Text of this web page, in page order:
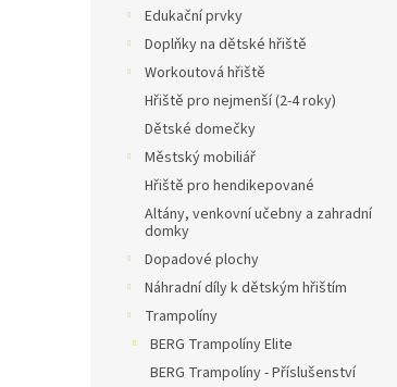
Edukační prvky
Doplňky na dětské hřiště
Workoutová hřiště
Hřiště pro nejmenší (2-4 roky)
Dětské domečky
Městský mobiliář
Hřiště pro hendikepované
Altány, venkovní učebny a zahradní
domky
Dopadové plochy
Náhradní díly k dětským hřištím
Trampolíny
BERG Trampolíny Elite
BERG Trampolíny - Příslušenství